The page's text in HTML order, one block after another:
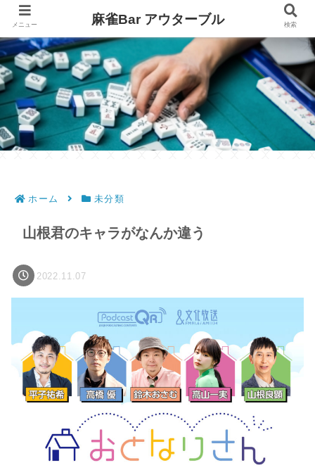
ホーム 未分類
山根君のキャラがなんか違う
2022.11.07
メニュー 麻雀Bar アウターブル 検索